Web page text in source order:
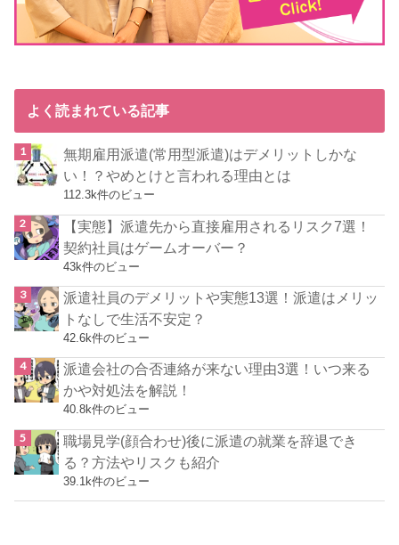
よく読まれている記事
無期雇用派遣(常用型派遣)はデメリットしかな
い！？やめとけと言われる理由とは
112.3k件のビュー
【実態】派遣先から直接雇用されるリスク7選！
契約社員はゲームオーバー？
43k件のビュー
派遣社員のデメリットや実態13選！派遣はメリッ
トなしで生活不安定？
42.6k件のビュー
派遣会社の合否連絡が来ない理由3選！いつ来る
かや対処法を解説！
40.8k件のビュー
職場見学(顔合わせ)後に派遣の就業を辞退でき
る？方法やリスクも紹介
39.1k件のビュー